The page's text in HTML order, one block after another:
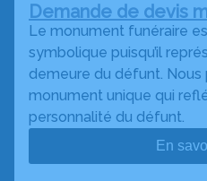
Demande de devis
Le monument funéraire
symbolique puisqu’il
demeure du défunt. Nous
monument unique qui
personnalité du défunt.
En